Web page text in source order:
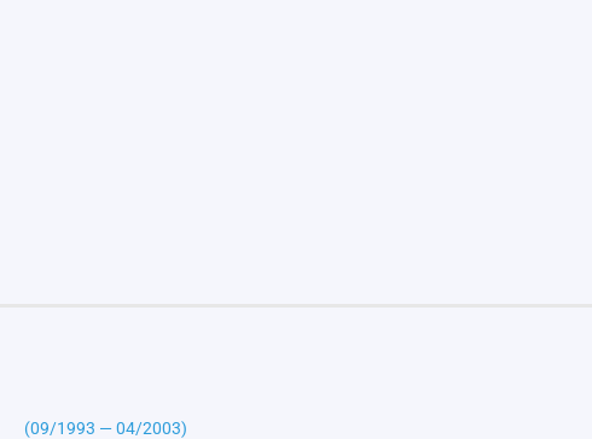
(09/1993 — 04/2003)